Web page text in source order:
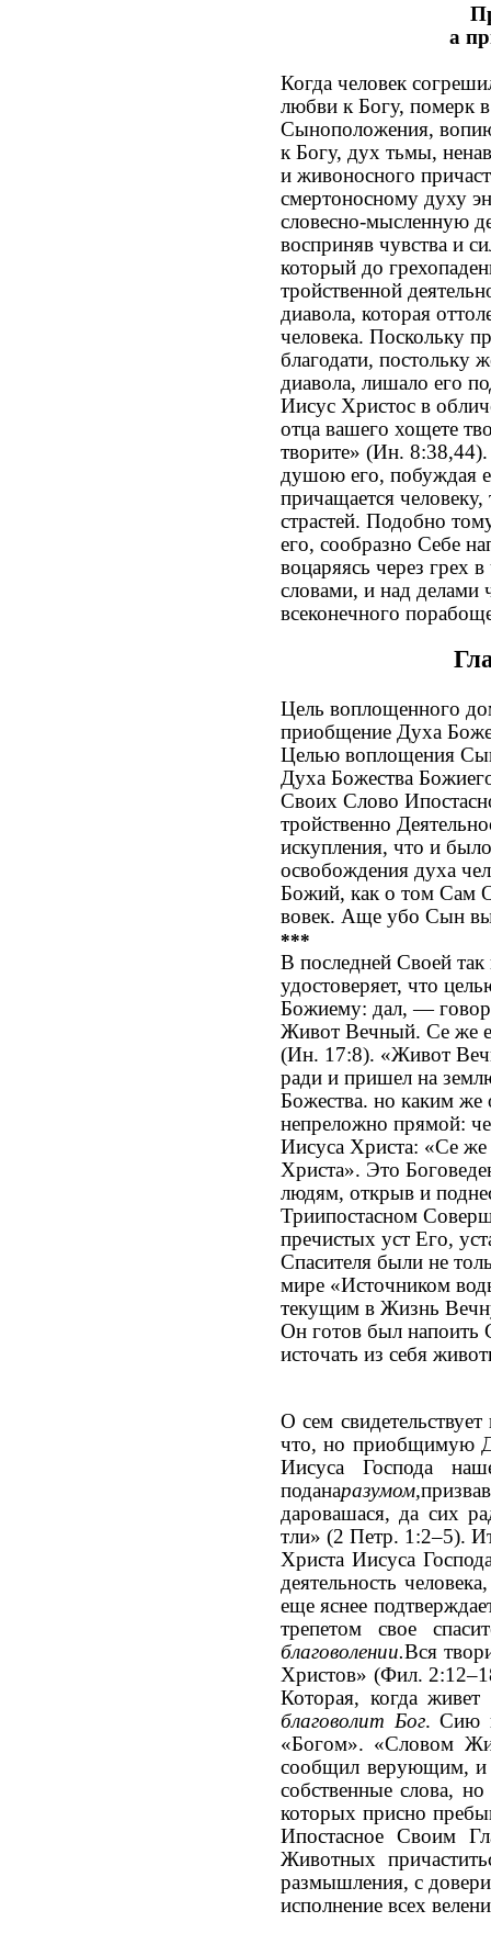
а
Когда человек
любви к Богу, померк
Сыноположения,
к Богу, дух тьмы,
и живоносного
смертоносному духу
словесно-мысленную
восприняв чувства и
который до
тройственной
диавола, которая
человека. Поскольку
благодати, постольку
диавола, лишало его
Иисус Христос в
отца вашего хощете
творите» (Ин. 8:38,44).
душою его, побуждая
причащается
страстей. Подобно
его, сообразно Себе
воцаряясь через грех
словами, и над делами
всеконечного
Цель воплощенного
приобщение Духа
Целью воплощения
Духа Божества
Своих Слово
тройственно
искупления, что и
освобождения духа
Божий, как о том Сам
вовек. Аще убо Сын вы
***
В последней Своей
удостоверяет, что
Божиему: дал, —
Живот Вечный. Се же
(Ин. 17:8). «Живот
ради и пришел на
Божества. но каким
непреложно прямой:
Иисуса Христа: «Се же
Христа». Это
людям, открыв и
Триипостасном
пречистых уст Его,
Спасителя были не
мире «Источником
текущим в Жизнь
Он готов был напоить
источать из себя
О сем
что, но приобщимую
Ииcyca Господа
поданаразумом,
даровашася, да сих
тли» (2 Петр. 1:2–5).
Христа Ииcyca
деятельность
еще яснее
трепетом свое
благоволении.Вся
Христов» (Фил.
Которая, когда
благоволит Бог. Сию
«Богом». «Словом
сообщил верующим, и
собственные слова,
которых присно
Ипостасное Своим
Животных
размышления, с
исполнение всех